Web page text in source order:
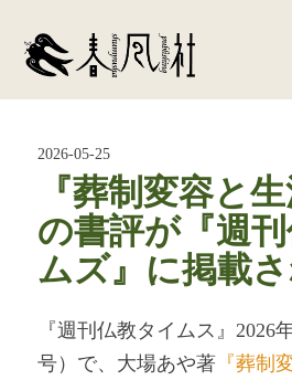
2026-05-25
『葬制変容と生
の書評が『週
ムズ』に掲載
『週刊仏教タイムス』2026
号）で、大場あや著 『葬制